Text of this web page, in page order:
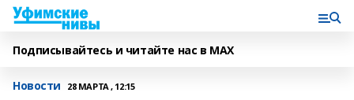
Подписывайтесь и читайте нас в MAX
Новости 28 МАРТА , 12:15